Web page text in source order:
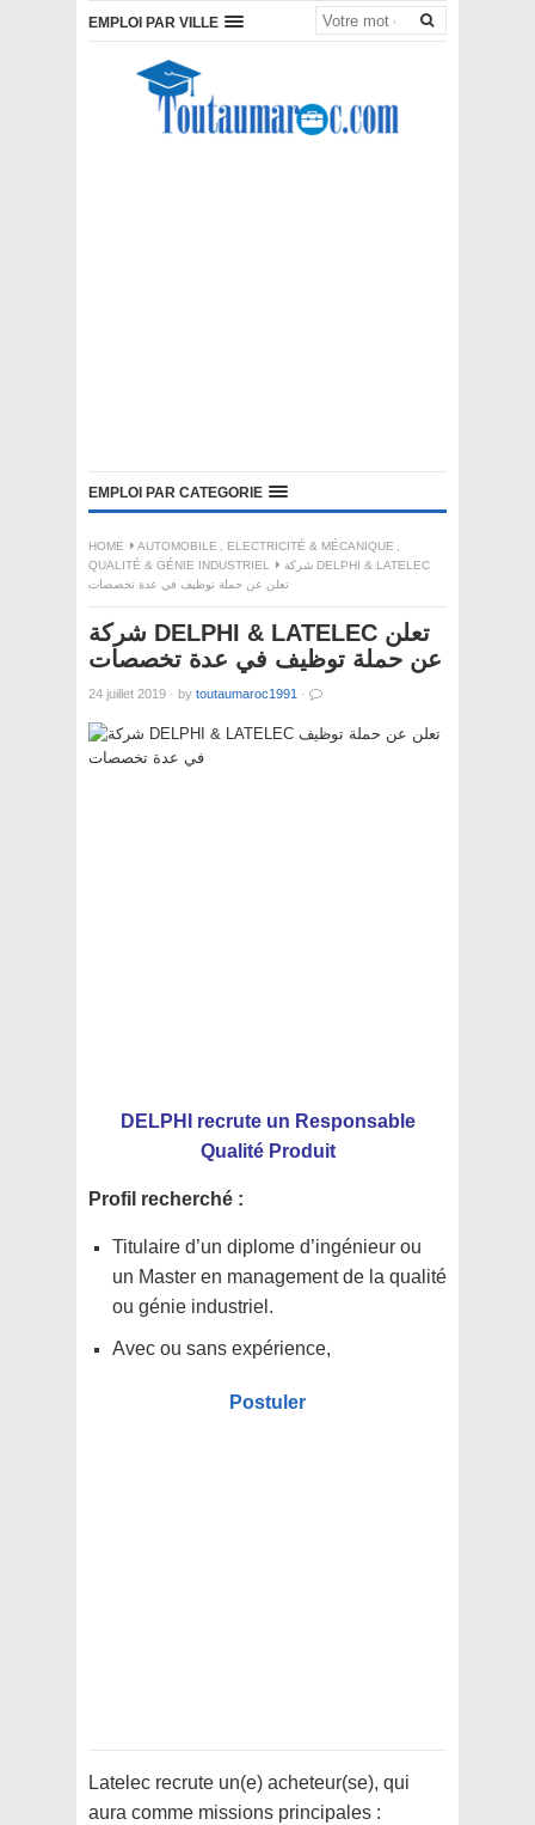
EMPLOI PAR VILLE
EMPLOI PAR CATEGORIE
HOME AUTOMOBILE , ELECTRICITÉ & MÉCANIQUE ,
QUALITÉ & GÉNIE INDUSTRIEL
شركة DELPHI & LATELEC
تعلن عن حملة توظيف في عدة تخصصات
شركة DELPHI & LATELEC تعلن
عن حملة توظيف في عدة تخصصات
24 juillet 2019 · by toutaumaroc1991 ·
DELPHI recrute un Responsable
Qualité Produit
Profil recherché :
Titulaire d’un diplome d’ingénieur ou
un Master en management de la qualité
ou génie industriel.
Avec ou sans expérience,
Postuler
Latelec recrute un(e) acheteur(se), qui
aura comme missions principales :